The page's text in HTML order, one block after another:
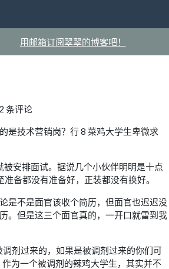
用邮箱订阅翠翠的博客吧！
条评论
是技术营销岗？行 8 菜鸡大学生卑微求
安排面试。据说几个小伙伴明明是十点
备都没有准备好，正装都没有换好。
是不是面官该收个简历，但面官也迟迟没
。但是这三个面官真的，一开口就雷到我
剂过来的，如果是被调剂过来的你们可
为一个被调剂的辣鸡大学生，其实并不